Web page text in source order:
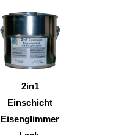
2in1
Einschicht
Eisenglimmer
Dieses
Produkt
Die